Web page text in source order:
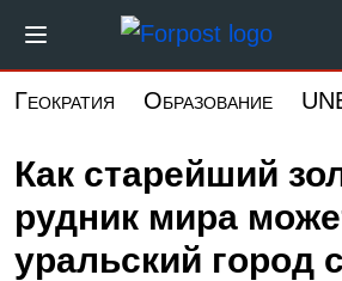
основному
Форпост
Геократия Образование
Как старейший
рудник мира
уральский город